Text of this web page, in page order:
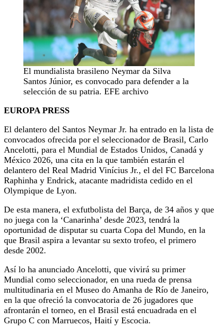
El mundialista brasileno Neymar da Silva
Santos Júnior, es convocado para defender a la
selección de su patria. EFE archivo
EUROPA PRESS
El delantero del Santos Neymar Jr. ha entrado en la lista de
convocados ofrecida por el seleccionador de Brasil, Carlo
Ancelotti, para el Mundial de Estados Unidos, Canadá y
México 2026, una cita en la que también estarán el
delantero del Real Madrid Vinícius Jr., el del FC Barcelona
Raphinha y Endrick, atacante madridista cedido en el
Olympique de Lyon.
De esta manera, el exfutbolista del Barça, de 34 años y que
no juega con la ‘Canarinha’ desde 2023, tendrá la
oportunidad de disputar su cuarta Copa del Mundo, en la
que Brasil aspira a levantar su sexto trofeo, el primero
desde 2002.
Así lo ha anunciado Ancelotti, que vivirá su primer
Mundial como seleccionador, en una rueda de prensa
multitudinaria en el Museo do Amanha de Río de Janeiro,
en la que ofreció la convocatoria de 26 jugadores que
afrontarán el torneo, en el Brasil está encuadrada en el
Grupo C con Marruecos, Haití y Escocia.